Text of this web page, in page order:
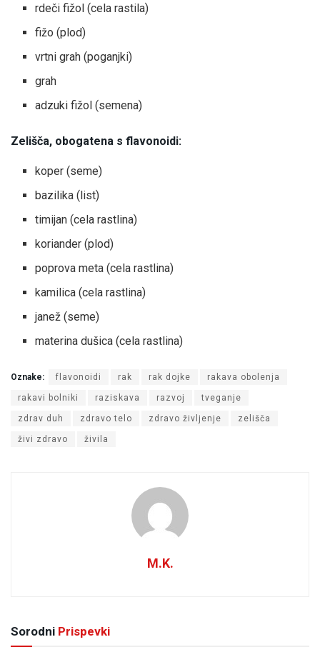
rdeči fižol (cela rastila)
fižo (plod)
vrtni grah (poganjki)
grah
adzuki fižol (semena)
Zelišča, obogatena s flavonoidi:
koper (seme)
bazilika (list)
timijan (cela rastlina)
koriander (plod)
poprova meta (cela rastlina)
kamilica (cela rastlina)
janež (seme)
materina dušica (cela rastlina)
Oznake: flavonoidi rak rak dojke rakava obolenja
rakavi bolniki raziskava razvoj tveganje
zdrav duh zdravo telo zdravo življenje zelišča
živi zdravo živila
M.K.
Sorodni Prispevki